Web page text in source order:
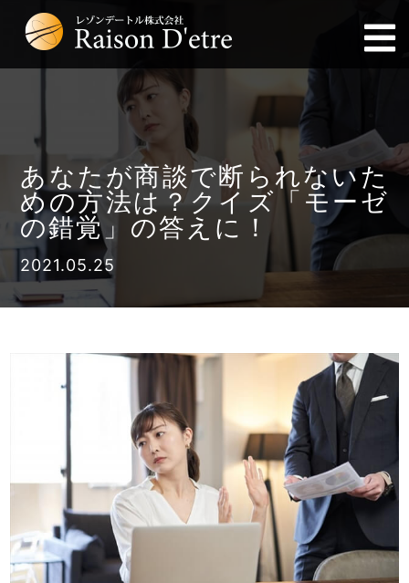
あなたが商談で断られないた
めの方法は？クイズ「モーゼ
の錯覚」の答えに！
2021.05.25